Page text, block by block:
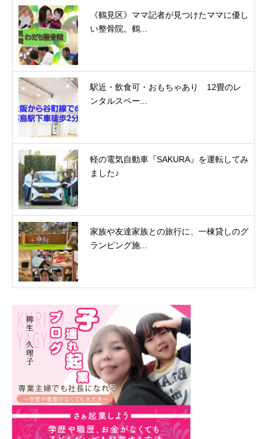
《鶴見区》ママ記者が見つけたママに優し
い整骨院。鶴...
駅近・飲食可・おもちゃあり 12畳のレ
ンタルスペー...
軽の電気自動車『SAKURA』を運転してみ
ました♪
家族や友達家族との旅行に、一棟貸しのグ
ランピング施...